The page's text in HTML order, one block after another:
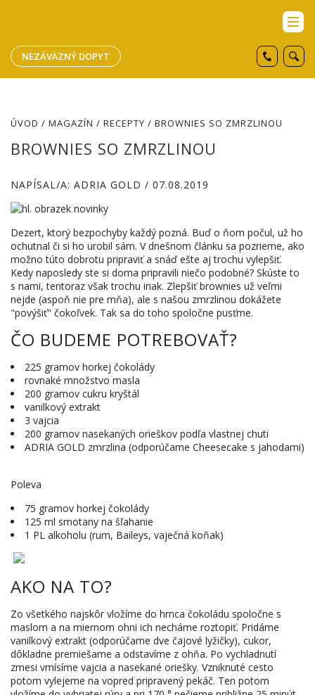
NEZÁVÄZNÝ DOPYT
ÚVOD / MAGAZÍN / RECEPTY / BROWNIES SO ZMRZLINOU
BROWNIES SO ZMRZLINOU
NAPÍSAL/A: ADRIA GOLD / 07.08.2019
Dezert, ktorý bezpochyby každý pozná. Buď o ňom počul, už ho
ochutnal či si ho urobil sám. V dnešnom článku sa pozrieme, ako
možno túto dobrotu pripraviť a snáď ešte aj trochu vylepšiť.
Kedy naposledy ste si doma pripravili niečo podobné? Skúste to
s nami, tentoraz však trochu inak. Zlepšiť brownies už veľmi
nejde (aspoň nie pre mňa), ale s našou zmrzlinou dokážete
"povýšiť" čokoľvek. Tak sa do toho spoločne pusťme.
ČO BUDEME POTREBOVAŤ?
225 gramov horkej čokolády
rovnaké množstvo masla
200 gramov cukru kryštál
vanilkový extrakt
3 vajcia
200 gramov nasekaných orieškov podľa vlastnej chuti
ADRIA GOLD zmrzlina (odporúčame Cheesecake s jahodami)
Poleva
75 gramov horkej čokolády
125 ml smotany na šľahanie
1 PL alkoholu (rum, Baileys, vaječná koňak)
AKO NA TO?
Zo všetkého najskôr vložíme do hrnca čokoládu spoločne s
maslom a na miernom ohni ich necháme roztopiť. Pridáme
vanilkový extrakt (odporúčame dve čajové lyžičky), cukor,
dôkladne premiešame a odstavíme z ohňa. Po vychladnutí
zmesi vmísíme vajcia a nasekané oriešky. Vzniknuté cesto
potom vylejeme na vopred pripravený pekáč. Ten potom